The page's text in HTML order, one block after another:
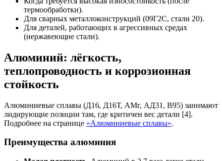
термообработки).
Для сварных металлоконструкций (09Г2С, стали 20).
Для деталей, работающих в агрессивных средах
(нержавеющие стали).
Алюминий: лёгкость,
теплопроводность и коррозионная
стойкость
Алюминиевые сплавы (Д16, Д16Т, АМг, АД31, В95) занимают
лидирующие позиции там, где критичен вес детали [4].
Подробнее на странице «Алюминиевые сплавы».
Преимущества алюминия